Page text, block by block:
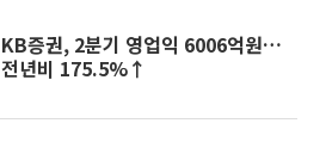
KB증권, 2분기 영업익 6006억원…
전년비 175.5%↑